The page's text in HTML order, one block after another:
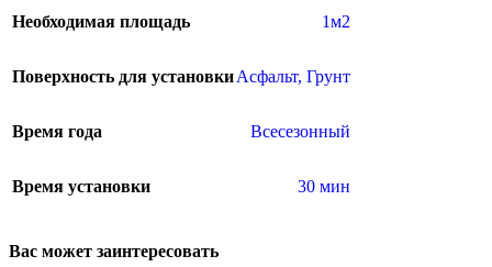
Необходимая площадь 1м2
Поверхность для установкиАсфальт, Грунт
Время года Всесезонный
Время установки 30 мин
Вас может заинтересовать